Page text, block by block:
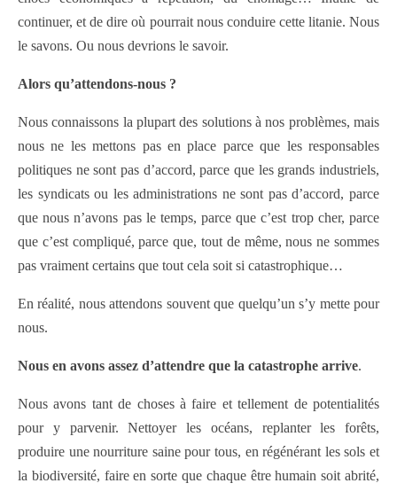
continuer, et de dire où pourrait nous conduire cette litanie. Nous
le savons. Ou nous devrions le savoir.
Alors qu’attendons-nous ?
Nous connaissons la plupart des solutions à nos problèmes, mais
nous ne les mettons pas en place parce que les responsables
politiques ne sont pas d’accord, parce que les grands industriels,
les syndicats ou les administrations ne sont pas d’accord, parce
que nous n’avons pas le temps, parce que c’est trop cher, parce
que c’est compliqué, parce que, tout de même, nous ne sommes
pas vraiment certains que tout cela soit si catastrophique…
En réalité, nous attendons souvent que quelqu’un s’y mette pour
nous.
Nous en avons assez d’attendre que la catastrophe arrive.
Nous avons tant de choses à faire et tellement de potentialités
pour y parvenir. Nettoyer les océans, replanter les forêts,
produire une nourriture saine pour tous, en régénérant les sols et
la biodiversité, faire en sorte que chaque être humain soit abrité,